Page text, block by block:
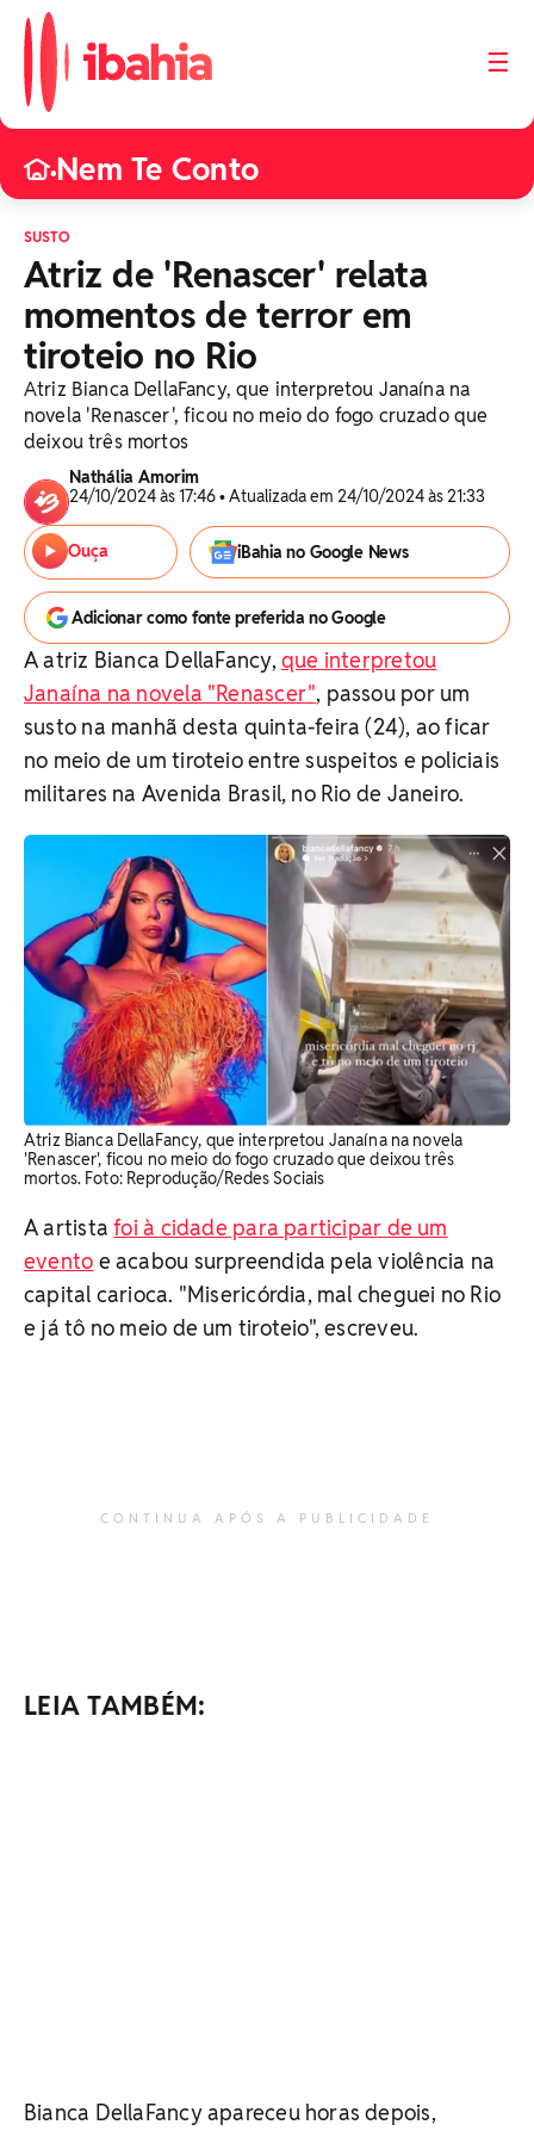
☰
•Nem Te Conto
SUSTO
Atriz de 'Renascer' relata
momentos de terror em
tiroteio no Rio
Atriz Bianca DellaFancy, que interpretou Janaína na
novela 'Renascer', ficou no meio do fogo cruzado que
deixou três mortos
Nathália Amorim
24/10/2024 às 17:46 • Atualizada em 24/10/2024 às 21:33
Ouça iBahia no Google News
Adicionar como fonte preferida no Google
A atriz Bianca DellaFancy,que interpretou
Janaína na novela "Renascer", passou por um
susto na manhã desta quinta-feira (24), ao ficar
no meio de um tiroteio entre suspeitos e policiais
militares na Avenida Brasil, no Rio de Janeiro.
Atriz Bianca DellaFancy, que interpretou Janaína na novela
'Renascer', ficou no meio do fogo cruzado que deixou três
mortos. Foto: Reprodução/Redes Sociais
A artistafoi à cidade para participar de um
evento e acabou surpreendida pela violência na
capital carioca. "Misericórdia, mal cheguei no Rio
e já tô no meio de um tiroteio", escreveu.
CONTINUA APÓS A PUBLICIDADE
LEIA TAMBÉM:
Bianca DellaFancy apareceu horas depois,